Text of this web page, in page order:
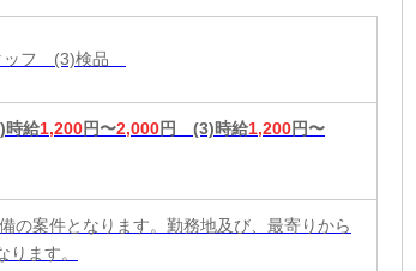
ッフ (3)検品
時給1,200円〜2,000円 (3)時給1,200円〜
の案件となります。勤務地及び、最寄りから
ます。